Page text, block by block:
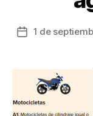
Fecha
entrada
1 de